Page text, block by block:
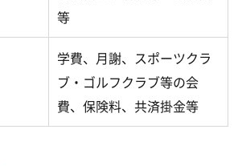
等
学費、月謝、スポーツクラ
ブ・ゴルフクラブ等の会
費、保険料、共済掛金等